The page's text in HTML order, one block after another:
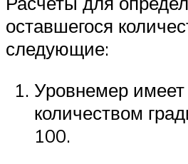
оставшегося
следующие:
Уровнемер
количеством
100.